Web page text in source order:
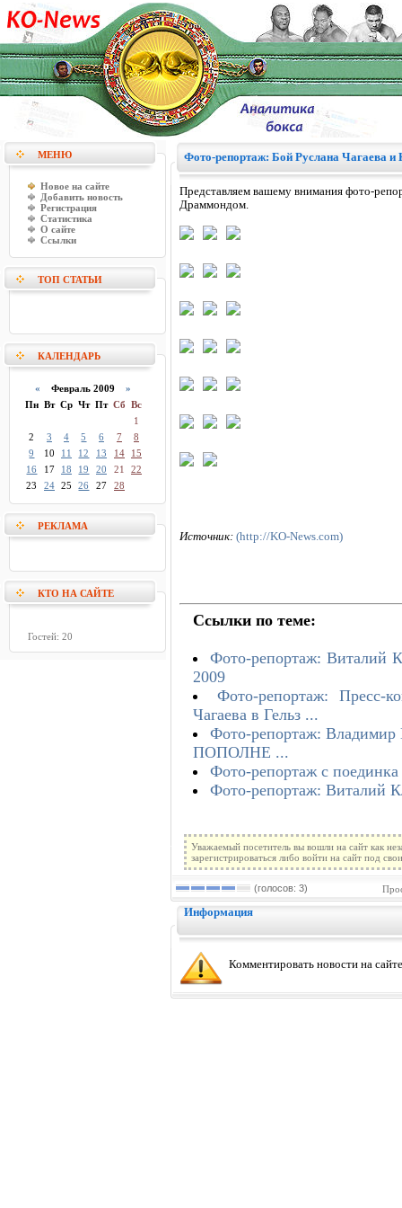
МЕНЮ
Новое на сайте
Добавить новость
Регистрация
Статистика
О сайте
Ссылки
ТОП СТАТЬИ
КАЛЕНДАРЬ
« Февраль 2009»
Пн Вт Ср Чт Пт Сб Вс
1
2
3 4 5 6 7
8
9
10 11 12 13 14
15
16
17 18 19 20 21
22
23
24 25 26 27 28
РЕКЛАМА
КТО НА САЙТЕ
Гостей: 20
Фото-репортаж: Бой Руслана Чагаева
Представляем вашему внимания фото-
Драммондом.
Источник: (http://KO-News.com)
Ссылки по теме:
Фото-репортаж: Виталий
2009
Фото-репортаж: Пресс-
Чагаева в Гельз ...
Фото-репортаж: Владимир
ПОПОЛНЕ ...
Фото-репортаж с
Фото-репортаж: Виталий
Уважаемый посетитель вы вошли на сайт как
зарегистрироваться либо войти на сайт под
(голосов: 3)
Информация
Комментировать новости на